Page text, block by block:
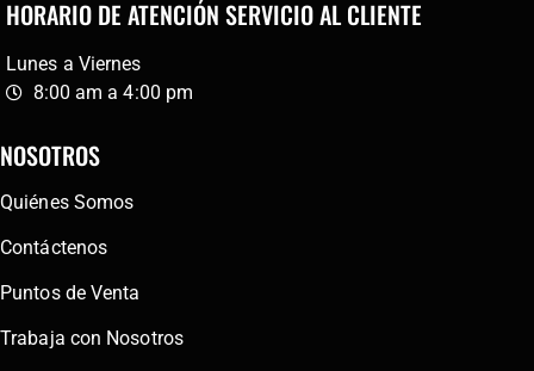
HORARIO DE ATENCIÓN SERVICIO AL CLIENTE
Lunes a Viernes
8:00 am a 4:00 pm
NOSOTROS
Quiénes Somos
Contáctenos
Puntos de Venta
Trabaja con Nosotros